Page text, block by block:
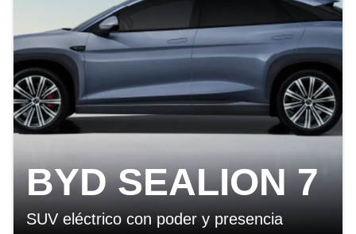
BYD SEALION 7
SUV eléctrico con poder y presencia